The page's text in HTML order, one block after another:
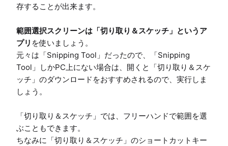
存することが出来ます。
範囲選択スクリーンは「切り取り＆スケッチ」というア
プリ を使いましょう。
元々は「Snipping Tool」だったので、「Snipping
Tool」しかPC上にない場合は、開くと「切り取り＆スケ
ッチ」のダウンロードをおすすめされるので、実行しま
しょう。
「切り取り＆スケッチ」では、フリーハンドで範囲を選
ぶこともできます。
ちなみに「切り取り＆スケッチ」のショートカットキー